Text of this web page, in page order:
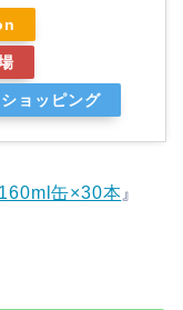
ョッピング
缶×30本 』